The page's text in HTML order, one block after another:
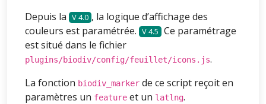
Depuis la
4.0 , la logique d’affichage des
couleurs est paramétrée.
4.5 Ce paramétrage
est situé dans le fichier
plugins/biodiv/config/feuillet/icons.js.
La fonction biodiv_marker de ce script reçoit en
paramètres un feature et un latlng.